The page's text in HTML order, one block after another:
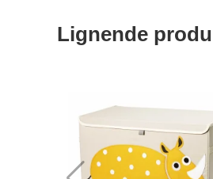
Lignende